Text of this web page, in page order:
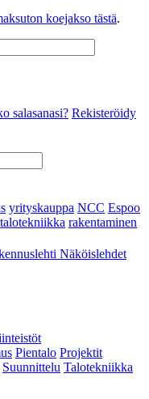
koejakso tästä.
salasanasi? Rekisteröidy
yrityskauppa NCC Espoo
talotekniikka rakentaminen
Näköislehdet
Pientalo Projektit
Suunnittelu Talotekniikka